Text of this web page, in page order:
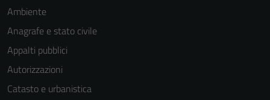
Ambiente
Anagrafe e stato civile
Appalti pubblici
Autorizzazioni
Catasto e urbanistica